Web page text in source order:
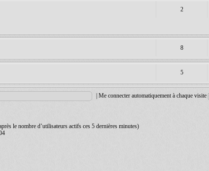
2
8
5
|Me connecter automatiquement à chaque visite
le nombre d’utilisateurs actifs ces 5 dernières minutes)